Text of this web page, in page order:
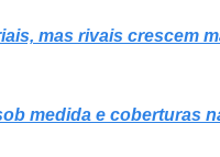
mas rivais crescem
medida e coberturas